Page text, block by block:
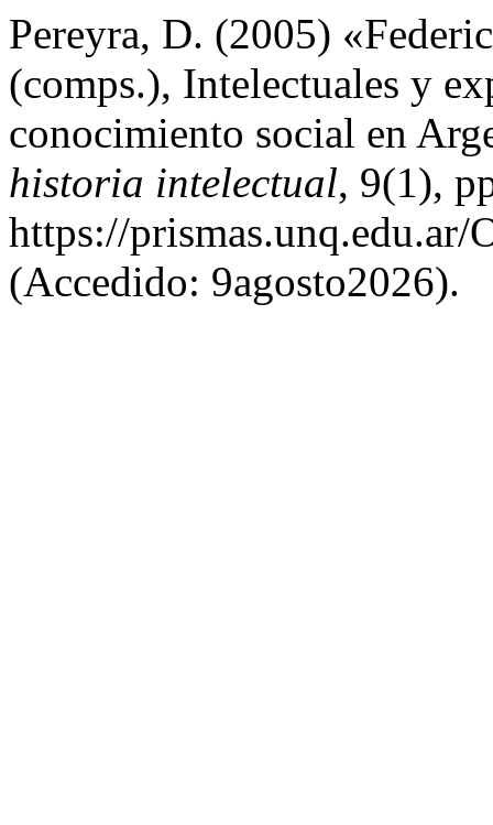
Pereyra, D. (2005)
(comps.), Intelectuales y
conocimiento social en
historia intelectual, 9(1),
https://prismas.unq.edu.ar/
(Accedido: 9agosto2026).